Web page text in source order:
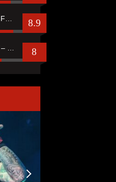
REVIEW: „RESURGENCE“ VON FUTURE PALACE 8.9
8